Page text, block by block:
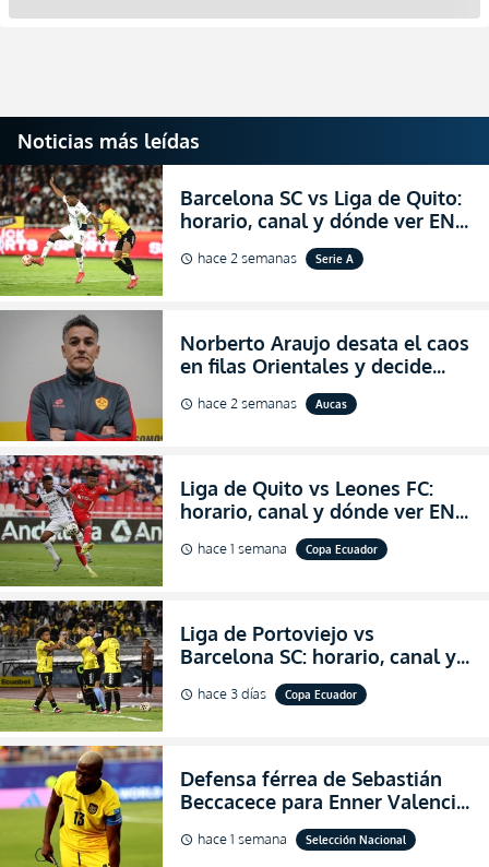
Noticias más leídas
Barcelona SC vs Liga de Quito:
horario, canal y dónde ver EN
VIVO la Fecha 22 de la LigaPro
2026
schedule hace 2 semanas Serie A
Norberto Araujo desata el caos
en filas Orientales y decide
abandonar la dirección técnica
de Aucas
schedule hace 2 semanas Aucas
Liga de Quito vs Leones FC:
horario, canal y dónde ver EN
VIVO los octavos de final de la
Copa Ecuador 2026
schedule hace 1 semana Copa Ecuador
Liga de Portoviejo vs
Barcelona SC: horario, canal y
dónde ver EN VIVO los octavos
de final de la Copa Ecuador
schedule hace 3 días Copa Ecuador
Defensa férrea de Sebastián
Beccacece para Enner Valencia
al indicar que era el hombre
indicado para Ecuador
schedule hace 1 semana Selección Nacional